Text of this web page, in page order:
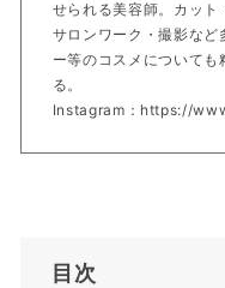
せられる美容師。カット
サロンワーク・撮影な
ー等のコスメについて
る。
Instagram：https://
目次